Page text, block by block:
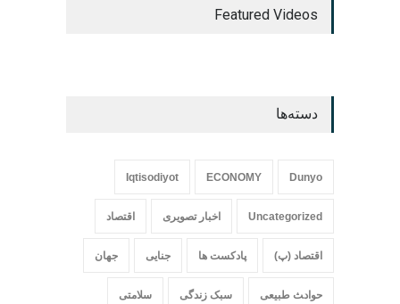
Featured Videos
دسته‌ها
Dunyo
ECONOMY
Iqtisodiyot
Uncategorized اخبار تصویری اقتصاد
اقتصاد (پ) پادکست ها جنایی جهان
حواد‍‍‍ث طبیعی سبک زندگی سلامتی